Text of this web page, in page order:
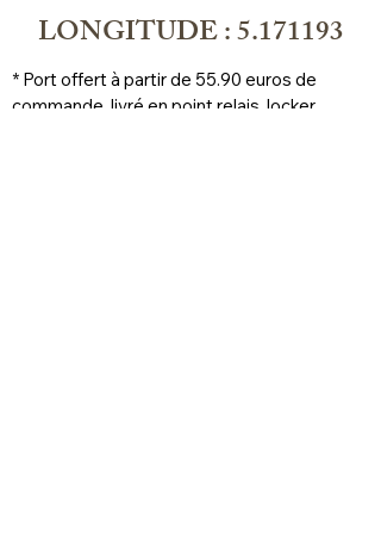
LONGITUDE : 5.171193
* Port offert à partir de 55.90 euros de
commande, livré en point relais, locker